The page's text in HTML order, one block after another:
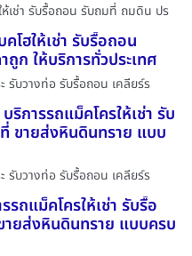
เช่า รับรื้อถอน รับถมที่ ถมดิน ปร
โฮให้เช่า รับรื้อถอน
ก ให้บริการทั่วประเทศ
รับวางท่อ รับรื้อถอน เคลียร์ร
ริการรถแม็คโครให้เช่า รับ
ขายส่งหินดินทราย แบบ
รับวางท่อ รับรื้อถอน เคลียร์ร
ถแม็คโครให้เช่า รับรื้อ
ยส่งหินดินทราย แบบครบ